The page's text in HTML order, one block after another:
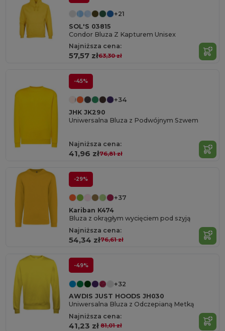
+21
SOL'S 03815
Condor Bluza Z Kapturem Unisex
Najniższa cena:
57,57 zł63,30 zł
-45%
+34
JHK JK290
Uniwersalna Bluza z Podwójnym Szwem
Najniższa cena:
41,96 zł76,81 zł
-29%
+37
Kariban K474
Bluza z okrągłym wycięciem pod szyją
Najniższa cena:
54,34 zł76,61 zł
-49%
+32
AWDIS JUST HOODS JH030
Uniwersalna Bluza z Odczepianą Metką
Najniższa cena:
41,23 zł 81,01 zł